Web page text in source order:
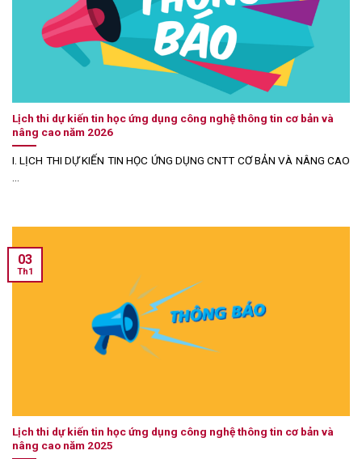
Lịch thi dự kiến tin học ứng dụng công nghệ thông tin cơ bản và
nâng cao năm 2026
I. LỊCH THI DỰ KIẾN TIN HỌC ỨNG DỤNG CNTT CƠ BẢN VÀ NÂNG CAO
Lịch thi dự kiến tin học ứng dụng công nghệ thông tin cơ bản và
nâng cao năm 2025
03
Th1